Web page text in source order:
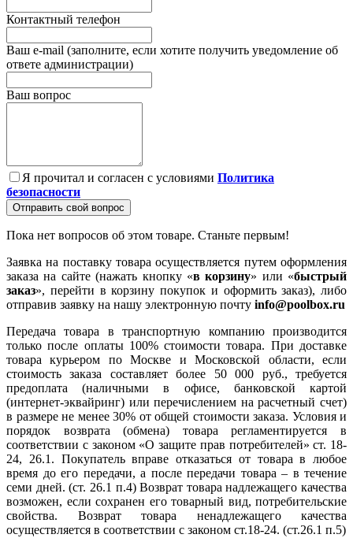
Контактный телефон
Ваш e-mail (заполните, если хотите получить уведомление об
ответе администрации)
Ваш вопрос
Я прочитал и согласен с условиями Политика
безопасности
Отправить свой вопрос
Пока нет вопросов об этом товаре. Станьте первым!
Заявка на поставку товара осуществляется путем оформления
заказа на сайте (нажать кнопку «в корзину» или «быстрый
заказ», перейти в корзину покупок и оформить заказ), либо
отправив заявку на нашу электронную почту info@poolbox.ru
Передача товара в транспортную компанию производится
только после оплаты 100% стоимости товара. При доставке
товара курьером по Москве и Московской области, если
стоимость заказа составляет более 50 000 руб., требуется
предоплата (наличными в офисе, банковской картой
(интернет-эквайринг) или перечислением на расчетный счет)
в размере не менее 30% от общей стоимости заказа. Условия и
порядок возврата (обмена) товара регламентируется в
соответствии с законом «О защите прав потребителей» ст. 18-
24, 26.1. Покупатель вправе отказаться от товара в любое
время до его передачи, а после передачи товара – в течение
семи дней. (ст. 26.1 п.4) Возврат товара надлежащего качества
возможен, если сохранен его товарный вид, потребительские
свойства. Возврат товара ненадлежащего качества
осуществляется в соответствии с законом ст.18-24. (ст.26.1 п.5)